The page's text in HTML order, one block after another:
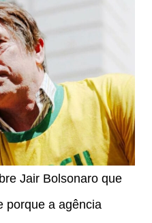
Jair Bolsonaro que
porque a agência